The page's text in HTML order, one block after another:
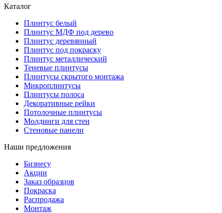
Каталог
Плинтус белый
Плинтус МДФ под дерево
Плинтус деревянный
Плинтус под покраску
Плинтус металлический
Теневые плинтусы
Плинтусы скрытого монтажа
Микроплинтусы
Плинтусы полоса
Декоративные рейки
Потолочные плинтусы
Молдинги для стен
Стеновые панели
Наши предложения
Бизнесу
Акции
Заказ образцов
Покраска
Распродажа
Монтаж